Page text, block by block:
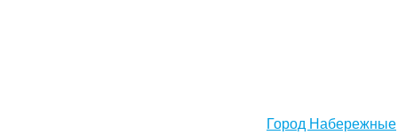
Город Набережные